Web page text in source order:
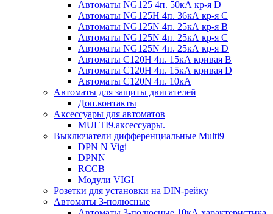
Автоматы NG125 4п. 50кА кр-я D
Автоматы NG125H 4п. 36кА кр-я C
Автоматы NG125N 4п. 25кА кр-я B
Автоматы NG125N 4п. 25кА кр-я C
Автоматы NG125N 4п. 25кА кр-я D
Автоматы С120H 4п. 15кА кривая B
Автоматы С120H 4п. 15кА кривая D
Автоматы С120N 4п. 10кА
Автоматы для защиты двигателей
Доп.контакты
Аксессуары для автоматов
MULTI9.аксессуары.
Выключатели дифференциальные Multi9
DPN N Vigi
DPNN
RCCB
Модули VIGI
Розетки для установки на DIN-рейку
Автоматы 3-полюсные